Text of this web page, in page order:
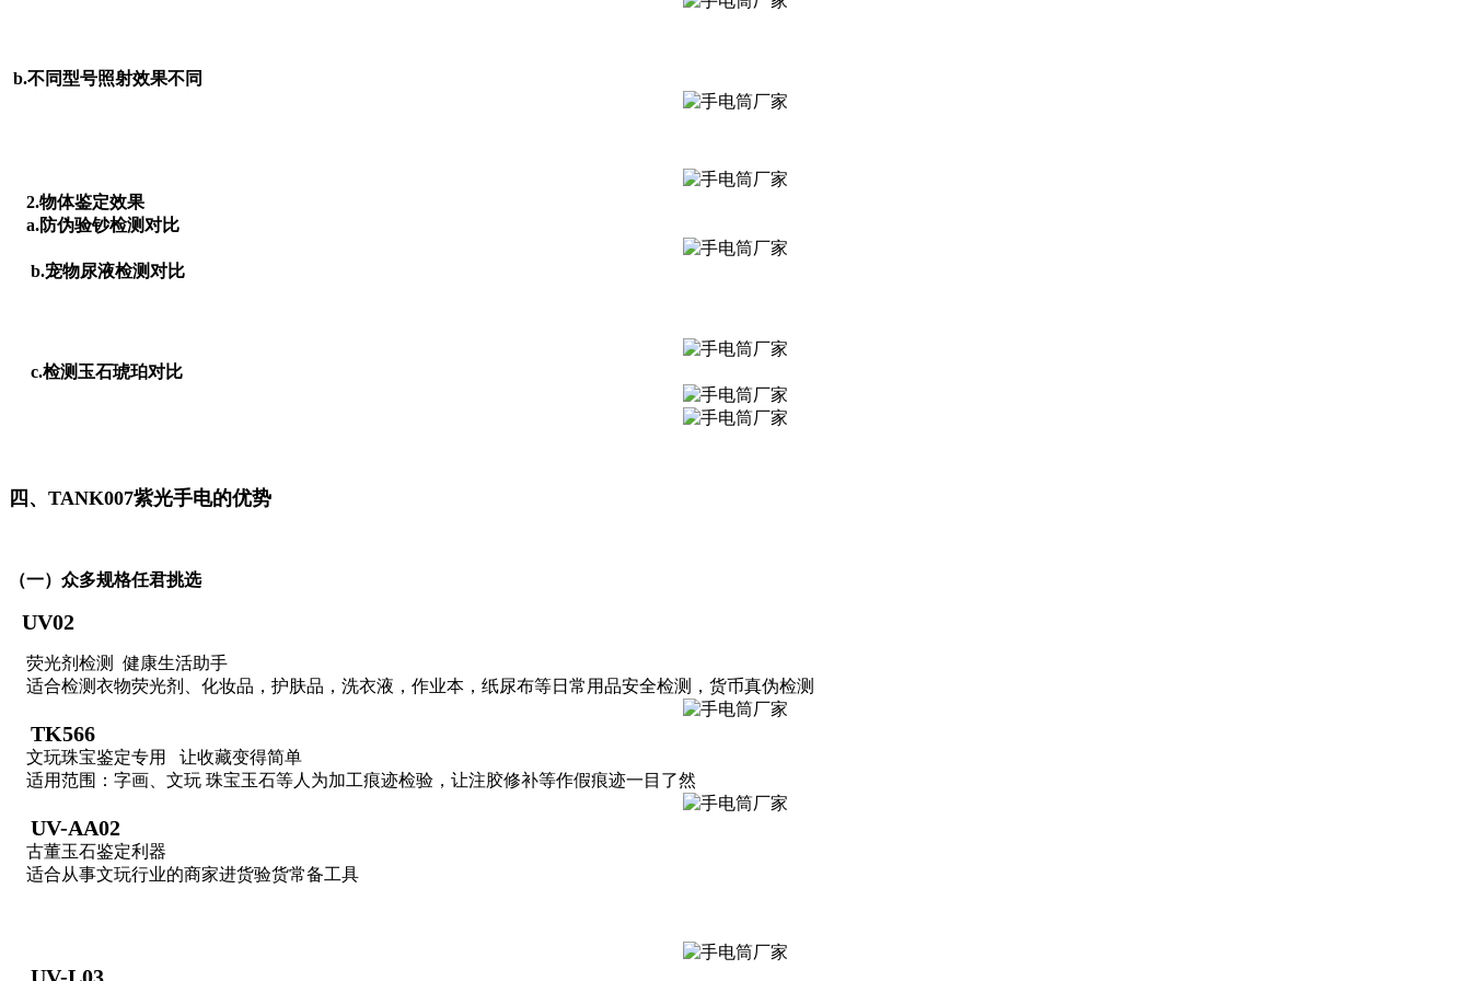
b.不同型号照射效果不同
2.物体鉴定效果
a.防伪验钞检测对比
b.宠物尿液检测对比
c.检测玉石琥珀对比
四、TANK007紫光手电的优势
（一）众多规格任君挑选
UV02
荧光剂检测 健康生活助手
适合检测衣物荧光剂、化妆品，护肤品，洗衣液，作业本，纸尿布等日常用品安全检测，货币真伪检测
TK566
文玩珠宝鉴定专用 让收藏变得简单
适用范围：字画、文玩 珠宝玉石等人为加工痕迹检验，让注胶修补等作假痕迹一目了然
UV-AA02
古董玉石鉴定利器
适合从事文玩行业的商家进货验货常备工具